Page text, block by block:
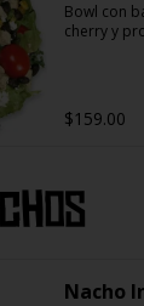
Bowl con
cherry y
$159.00
Nacho